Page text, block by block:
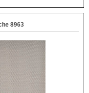
8963